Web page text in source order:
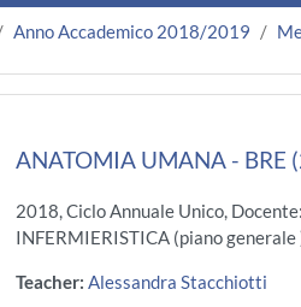
Anno Accademico 2018/2019
ANATOMIA UMANA - BRE
2018, Ciclo Annuale Unico,
INFERMIERISTICA (piano generale
Teacher: Alessandra Stacchiotti